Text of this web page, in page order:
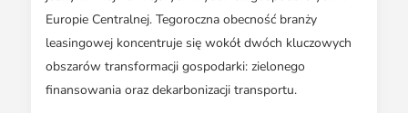
Europie Centralnej. Tegoroczna obecność branży
leasingowej koncentruje się wokół dwóch kluczowych
obszarów transformacji gospodarki: zielonego
finansowania oraz dekarbonizacji transportu.